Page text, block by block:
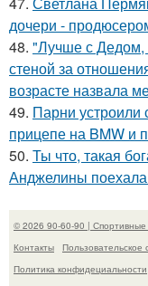
дочери -
48. "Лучше с
стеной за
возрасте назвала
49. Парни устроили
прицепе на BMW и
50. Ты что, такая
Анджелины поехала
© 2026 90-60-90 | Спортивные
Контакты
Пользовательское
Политика конфидециальности